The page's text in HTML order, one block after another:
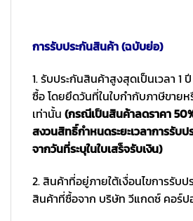
การรับประกันสินค้า (ฉบับย่อ)
1. รับประกันสินค้าสูงสุดเป็นเวลา 1
ซื้อ โดยยึดวันที่ในใบกำกับภาษีขายห
เท่านั้น (กรณีเป็นสินค้าลดราคา
สงวนสิทธิ์กำหนดระยะเวลาการรับป
จากวันที่ระบุในใบเสร็จรับเงิน)
2. สินค้าที่อยู่ภายใต้เงื่อนไขการรับป
สินค้าที่ซื้อจาก บริษัท วีแกดซ์ คอร์ป